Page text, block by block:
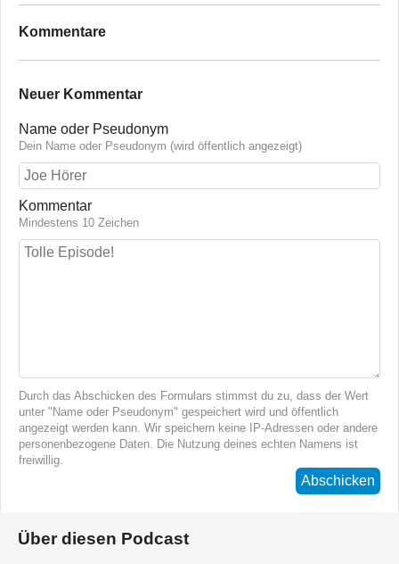
Kommentare
Neuer Kommentar
Name oder Pseudonym
Dein Name oder Pseudonym (wird öffentlich angezeigt)
Kommentar
Mindestens 10 Zeichen
Durch das Abschicken des Formulars stimmst du zu, dass der Wert
unter "Name oder Pseudonym" gespeichert wird und öffentlich
angezeigt werden kann. Wir speichern keine IP-Adressen oder andere
personenbezogene Daten. Die Nutzung deines echten Namens ist
freiwillig.
Abschicken
Über diesen Podcast